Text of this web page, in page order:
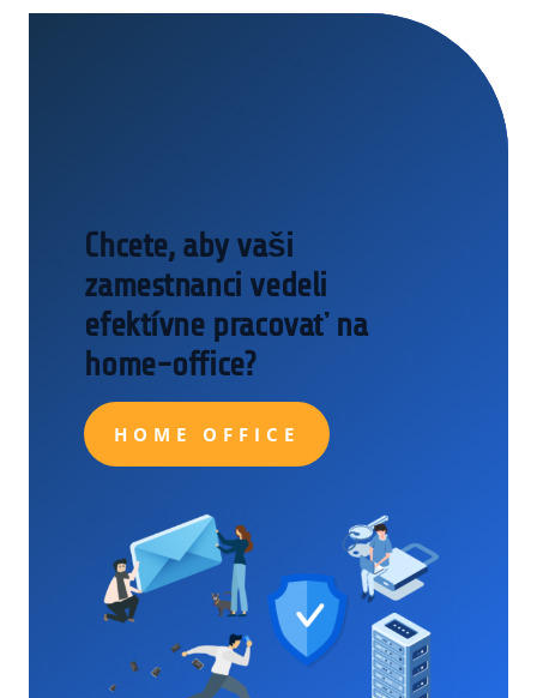
Chcete, aby vaši
zamestnanci vedeli
efektívne pracovať na
home-office?
HOME OFFICE